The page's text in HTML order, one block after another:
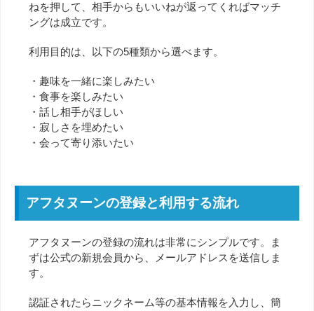
ねを押して、相手からもいいねが返ってくればマッチ
ングは成立です。
利用目的は、以下の5種類から選べます。
・趣味を一緒に楽しみたい
・食事を楽しみたい
・話し相手がほしい
・寂しさを埋めたい
・会って寄り添いたい
アフタヌーンの登録と利用する流れ
アフタヌーンの登録の流れは非常にシンプルです。ま
ずは公式の新規会員から、メールアドレスを送信しま
す。
認証されたらニックネーム等の基本情報を入力し、簡